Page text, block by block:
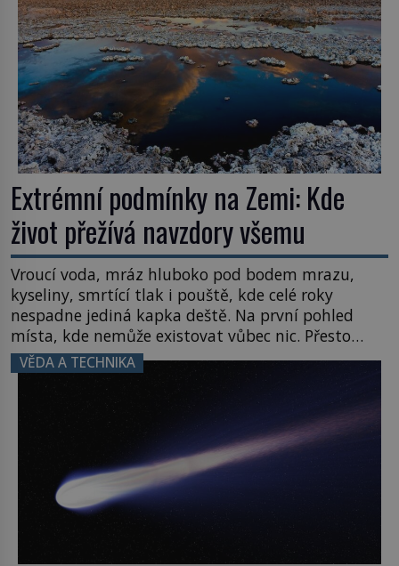
Extrémní podmínky na Zemi: Kde
život přežívá navzdory všemu
Vroucí voda, mráz hluboko pod bodem mrazu,
kyseliny, smrtící tlak i pouště, kde celé roky
nespadne jediná kapka deště. Na první pohled
místa, kde nemůže existovat vůbec nic. Přesto
právě tady vědci objevují organismy, které
posouvají hranice života. Každý nový nález mění
naše představy o tom, co všechno dokáže příroda a
napovídá, kde bychom jednou […]
VĚDA A TECHNIKA